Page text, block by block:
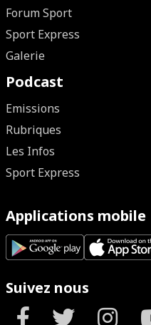
Forum Sport
Sport Express
Galerie
Podcast
Emissions
Rubriques
Les Infos
Sport Express
Applications mobile
Suivez nous